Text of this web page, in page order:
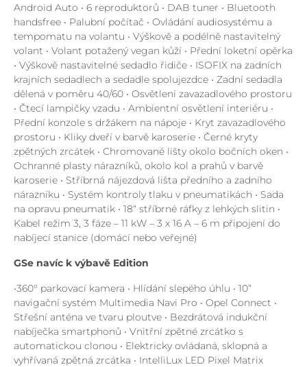
Android Auto • 6 reproduktorů • DAB tuner • Bluetooth
handsfree • Palubní počítač • Ovládání audiosystému a
tempomatu na volantu • Výškově a podélně nastavitelný
volant • Volant potažený vegan kůží • Přední loketní opěrka
• Výškově nastavitelné sedadlo řidiče • ISOFIX na zadních
krajních sedadlech a sedadle spolujezdce • Zadní sedadla
dělená v poměru 40/60 • Osvětlení zavazadlového prostoru
• Čtecí lampičky vzadu • Ambientní osvětlení interiéru •
Přední konzole s držákem na nápoje • Kryt zavazadlového
prostoru • Kliky dveří v barvě karoserie • Černé kryty
zpětných zrcátek • Chromované lišty okolo bočních oken •
Ochranné plasty nárazníků, okolo kol a prahů v barvě
karoserie • Stříbrná nájezdová lišta předního a zadního
nárazníku • Systém kontroly tlaku v pneumatikách • Sada
na opravu pneumatik • 18“ stříbrné ráfky z lehkých slitin •
Kabel režim 3, 3 fáze – 11 kW – 3 x 16 A – 6 m připojení do
nabíjecí stanice (domácí nebo veřejné)
GSe navíc k výbavě Edition
•360° parkovací kamera • Hlídání slepého úhlu • 10“
navigační systém Multimedia Navi Pro • Opel Connect •
Střešní anténa ve tvaru ploutve • Bezdrátová indukční
nabíječka smartphonů • Vnitřní zpětné zrcátko s
automatickou clonou • Elektricky ovládaná, sklopná a
vyhřívaná zpětná zrcátka • IntelliLux LED Pixel Matrix